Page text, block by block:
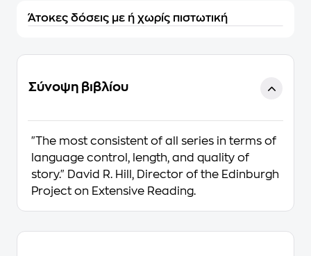
Άτοκες δόσεις με ή χωρίς πιστωτική
Σύνοψη βιβλίου
"The most consistent of all series in terms of
language control, length, and quality of
story." David R. Hill, Director of the Edinburgh
Project on Extensive Reading.